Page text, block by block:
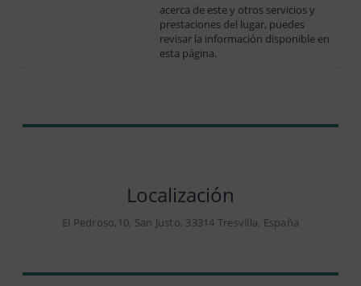
acerca de este y otros servicios y
prestaciones del lugar, puedes
revisar la información disponible en
esta página.
Localización
El Pedroso,10, San Justo, 33314 Tresvilla, España